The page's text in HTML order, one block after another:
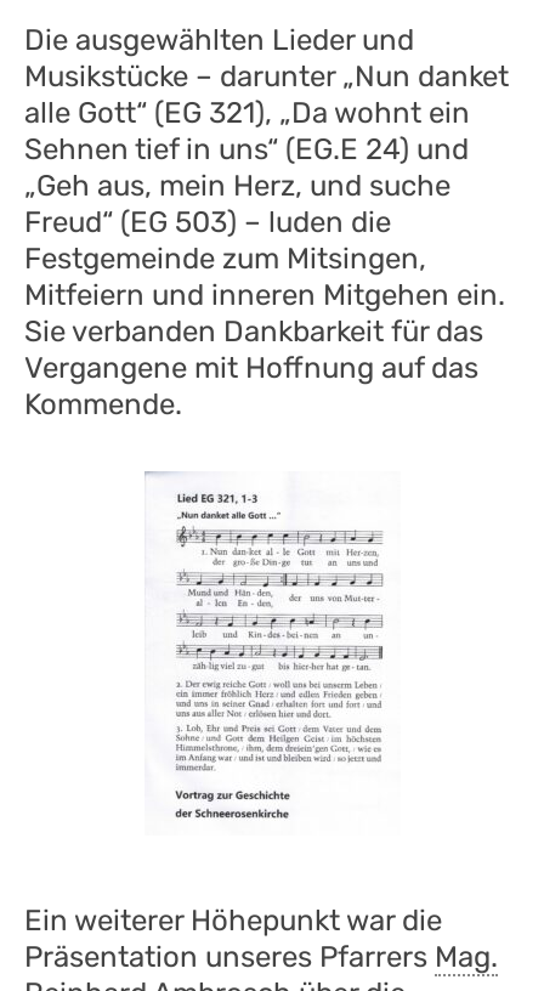
Die ausgewählten Lieder und
Musikstücke – darunter „Nun danket
alle Gott“ (EG 321), „Da wohnt ein
Sehnen tief in uns“ (EG.E 24) und
„Geh aus, mein Herz, und suche
Freud“ (EG 503) – luden die
Festgemeinde zum Mitsingen,
Mitfeiern und inneren Mitgehen ein.
Sie verbanden Dankbarkeit für das
Vergangene mit Hoffnung auf das
Kommende.
Ein weiterer Höhepunkt war die
Präsentation unseres Pfarrers Mag.